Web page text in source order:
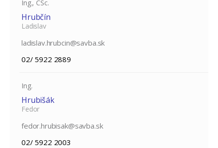
Ing., CSc.
Hrubčín
Ladislav
ladislav.hrubcin@savba.sk
02/ 5922 2889
Ing.
Hrubišák
Fedor
fedor.hrubisak@savba.sk
02/ 5922 2003